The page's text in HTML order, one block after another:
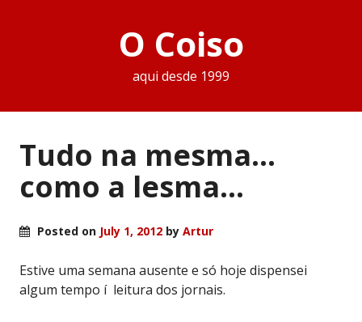
O Coiso
aqui desde 1999
Tudo na mesma…
como a lesma…
Posted on July 1, 2012 by Artur
Estive uma semana ausente e só hoje dispensei
algum tempo í leitura dos jornais.